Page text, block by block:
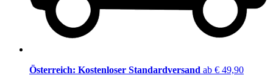
Österreich: Kostenloser Standardversand ab € 49,90